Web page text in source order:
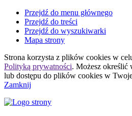
Przejdź do menu głównego
Przejdź do treści
Przejdź do wyszukiwarki
Mapa strony
Strona korzysta z plików cookies w
Polityką prywatności. Możesz określić
lub dostępu do plików cookies w
Zamknij